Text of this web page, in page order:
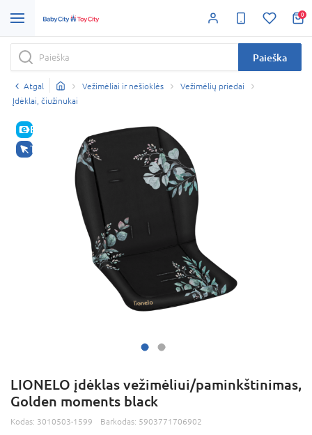
0
Paieška
Atgal Vežimėliai ir nešioklės
Vežimėlių priedai
Įdėklai, čiužinukai
E-KAINA
TIK INTERNETU
LIONELO įdėklas vežimėliui/paminkštinimas,
Golden moments black
Kodas: 3010503-1599 Barkodas: 5903771706902